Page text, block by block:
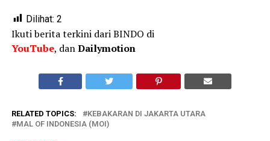
Dilihat: 2
Ikuti berita terkini dari BINDO di
YouTube, danDailymotion
RELATED TOPICS:
KEBAKARAN DI JAKARTA UTARA
MAL OF INDONESIA (MOI)